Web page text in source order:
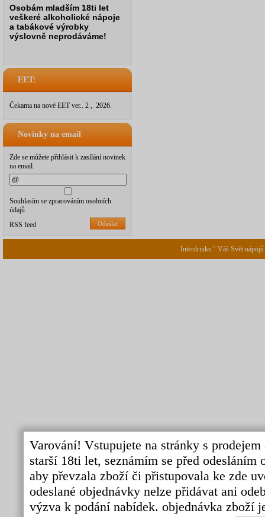
Osobám mladším 18ti let
veškeré alkoholické nápoje
a tabákové výrobky
výslovně neprodáváme!
EET:
Čekama na nové EET ver.. 2 , 2026.
Novinky na email
Zde se můžete přihlásit k zasílání novinek
na email.
Souhlasím se zpracováním osobních
údajů
Odeslat
RSS feed
Interdrinks " Váš Svět
Varování! Vstupujete na stránky s
starší 18ti let, seznámím se před
aby převzala zboží či přistupovala ke zde
odeslané objednávky nelze přidávat ani
výzva k podání nabídek. objednávka zboží